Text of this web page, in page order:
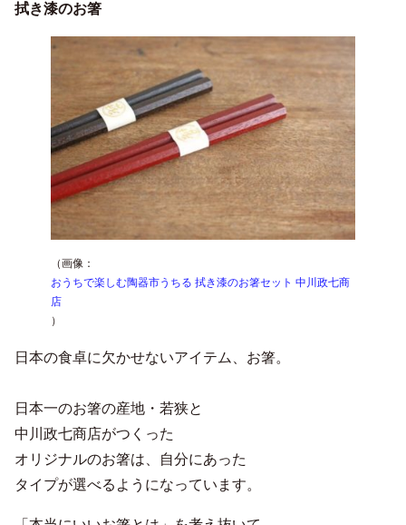
拭き漆のお箸
（画像：
おうちで楽しむ陶器市うちる 拭き漆のお箸セット 中川政七商
店
）
日本の食卓に欠かせないアイテム、お箸。
日本一のお箸の産地・若狭と
中川政七商店がつくった
オリジナルのお箸は、自分にあった
タイプが選べるようになっています。